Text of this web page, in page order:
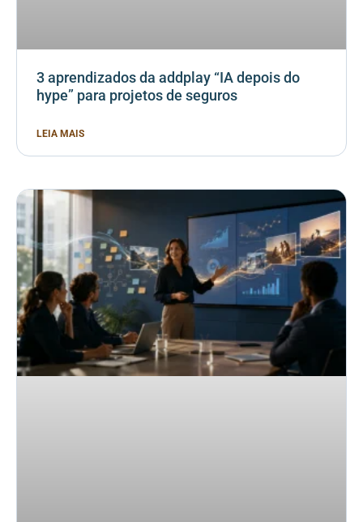
3 aprendizados da addplay “IA depois do
hype” para projetos de seguros
LEIA MAIS